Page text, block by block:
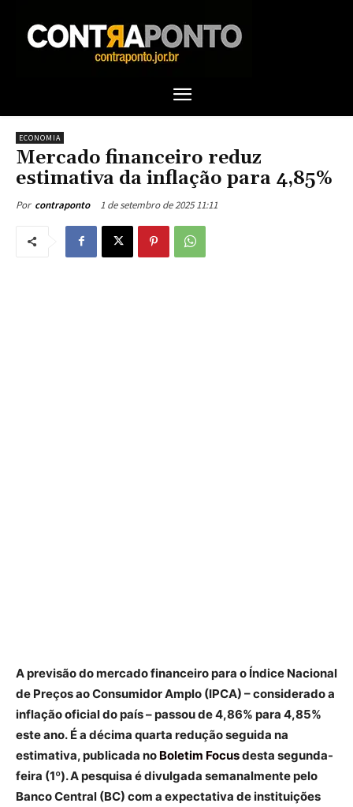
ECONOMIA
Mercado financeiro reduz
estimativa da inflação para 4,85%
Por contraponto 1 de setembro de 2025 11:11
A previsão do mercado financeiro para o Índice Nacional
de Preços ao Consumidor Amplo (IPCA) – considerado a
inflação oficial do país – passou de 4,86% para 4,85%
este ano. É a décima quarta redução seguida na
estimativa, publicada no Boletim Focusdesta segunda-
feira (1º). A pesquisa é divulgada semanalmente pelo
Banco Central (BC) com a expectativa de instituições